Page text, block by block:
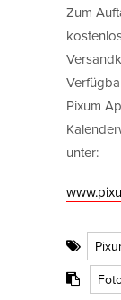
Zum
Pixum
unter: